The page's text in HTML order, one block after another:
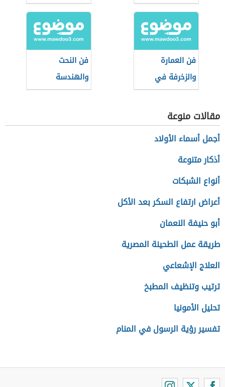
بالزجاج البلاستيك
فن العمارة
والزخرفة في
العصر العباسي
الأول وأبرز
معالمها
فن النحت
والهندسة
والعمارة في
مقالات منوعة
أجمل أسماء الأولاد
أذكار متنوعة
أنواع الشبكات
أعراض ارتفاع السكر بعد الأكل
أبو حنيفة النعمان
طريقة عمل الطحينة المصرية
العلاج الإشعاعي
ترتيب وتنظيف المطبخ
تحليل الأمونيا
تفسير رؤية الرسول في المنام